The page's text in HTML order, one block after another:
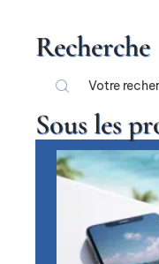
Recherche
Sous les